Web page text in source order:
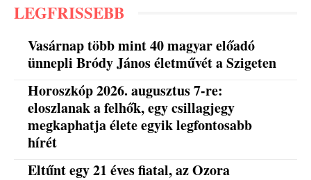
LEGFRISSEBB
Vasárnap több mint 40 magyar előadó
ünnepli Bródy János életművét a Szigeten
Horoszkóp 2026. augusztus 7-re:
eloszlanak a felhők, egy csillagjegy
megkaphatja élete egyik legfontosabb
hírét
Eltűnt egy 21 éves fiatal, az Ozora